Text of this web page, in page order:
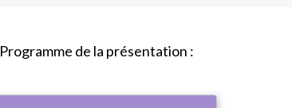
Programme de la présentation :